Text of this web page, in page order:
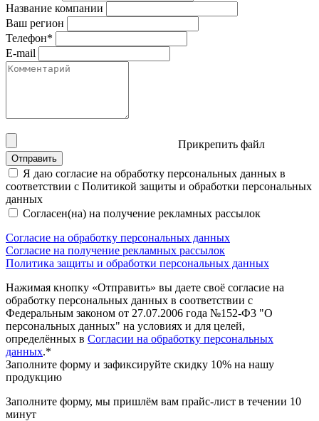
Название компании
Ваш регион
Телефон*
E-mail
Прикрепить файл
Отправить
Я даю согласие на обработку персональных данных в
соответствии с Политикой защиты и обработки персональных
данных
Согласен(на) на получение рекламных рассылок
Согласие на обработку персональных данных
Согласие на получение рекламных рассылок
Политика защиты и обработки персональных данных
Нажимая кнопку «Отправить» вы даете своё согласие на
обработку персональных данных в соответствии с
Федеральным законом от 27.07.2006 года №152-Ф3 "О
персональных данных" на условиях и для целей,
определённых в Согласии на обработку персональных
данных.*
Заполните форму и зафиксируйте скидку 10% на нашу
продукцию
Заполните форму, мы пришлём вам прайс-лист в течении 10
минут